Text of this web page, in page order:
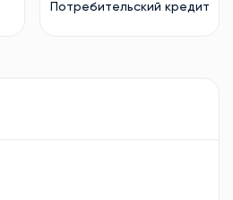
Потребительский кредит